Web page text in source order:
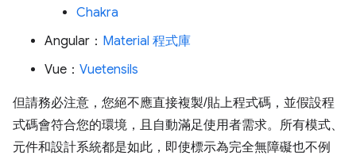
Chakra
Angular： Material 程式庫
Vue： Vuetensils
但請務必注意，您絕不應直接複製/貼上程式碼，並假設程
式碼會符合您的環境，且自動滿足使用者需求。所有模式、
元件和設計系統都是如此，即使標示為完全無障礙也不例